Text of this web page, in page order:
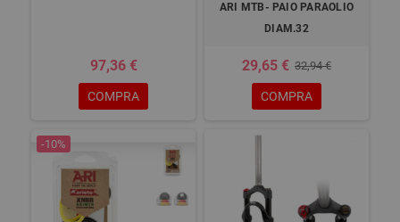
97,36 €
COMPRA
ARI MTB- PAIO PARAOLIO
DIAM.32
29,65 € 32,94 €
COMPRA
-10%